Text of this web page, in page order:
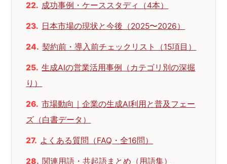
成功事例・ケーススタディ（4本）
日本市場の現状と今後（2025〜2026）
契約前・導入前チェックリスト（15項目）
生成AIの営業活用事例（カテゴリ別の深掘
り）
市場動向｜企業の生成AI利用と普及フェー
ズ（白書データ）
よくある質問（FAQ・全16問）
関連用語・共起語まとめ（用語集）